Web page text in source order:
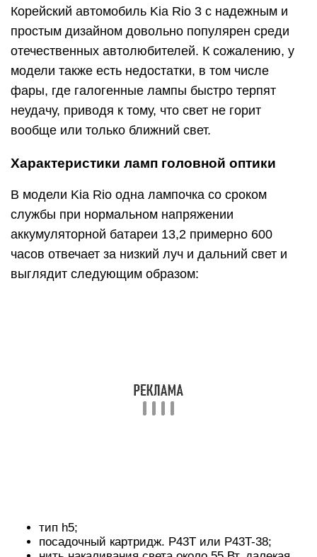
аккумуляторной батареи 13,2 примерно 600
часов отвечает за низкий луч и дальний свет и
выглядит следующим образом:
тип h5;
посадочный картридж. P43T или P43T-38;
нить накаливания света около 55 Вт, далекая.
60 Вт.
отличается от обычного P43T тем, что лампы
накаливания намного точнее, но это не играет
большой роли.
При выборе необходимо учитывать тот факт, что
цвет светового потока от ламп разных
производителей будет отличаться. Вот почему
Процедура замены и необходимые меры